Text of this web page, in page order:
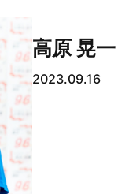
高原 晃一
2023.09.16